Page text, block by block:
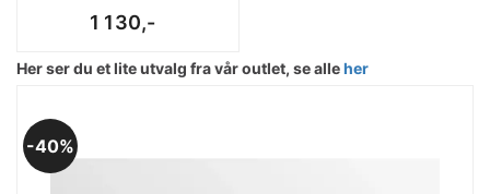
1 130,-
Her ser du et lite utvalg fra vår outlet, se alleher
40%